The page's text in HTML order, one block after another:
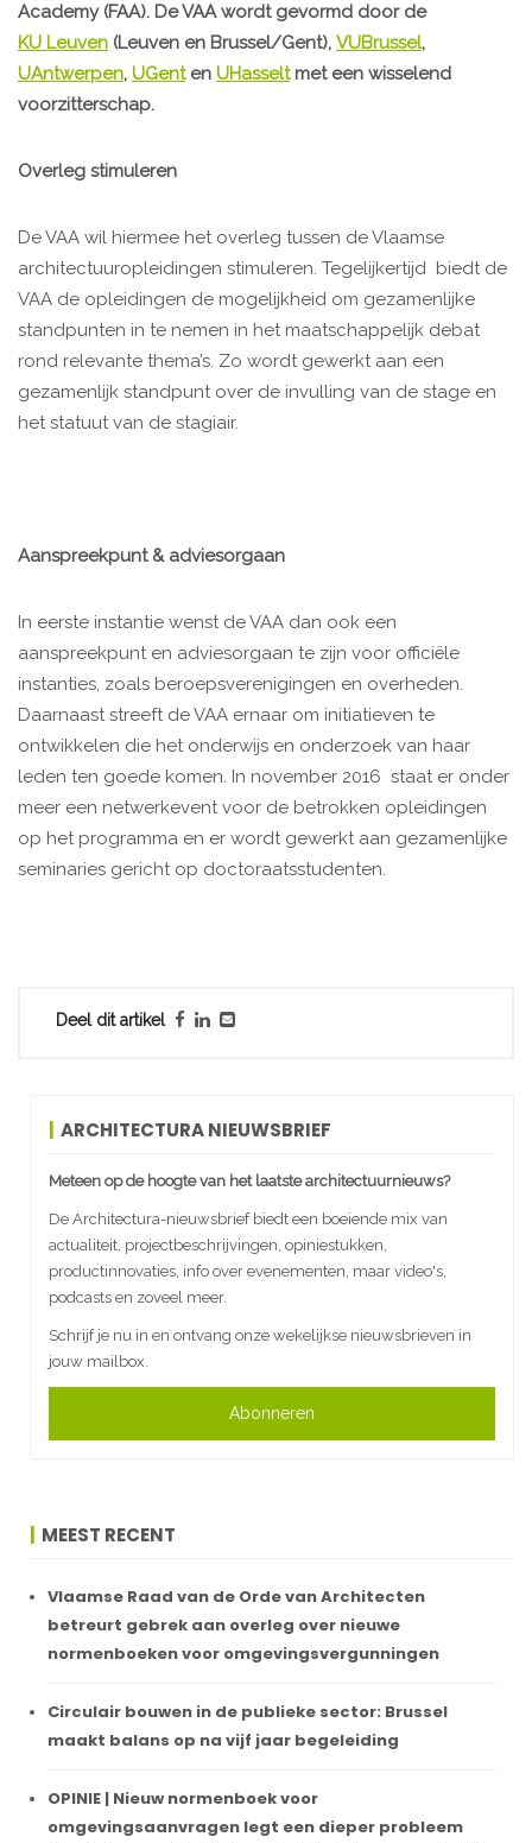
Academy (FAA). De VAA wordt gevormd door de
KU Leuven (Leuven en Brussel/Gent), VUBrussel,
UAntwerpen, UGenten UHasseltmet een wisselend
voorzitterschap.
Overleg stimuleren
De VAA wil hiermee het overleg tussen de Vlaamse
architectuuropleidingen stimuleren. Tegelijkertijd biedt de
VAA de opleidingen de mogelijkheid om gezamenlijke
standpunten in te nemen in het maatschappelijk debat
rond relevante thema’s. Zo wordt gewerkt aan een
gezamenlijk standpunt over de invulling van de stage en
het statuut van de stagiair.
Aanspreekpunt & adviesorgaan
In eerste instantie wenst de VAA dan ook een
aanspreekpunt en adviesorgaan te zijn voor officiële
instanties, zoals beroepsverenigingen en overheden.
Daarnaast streeft de VAA ernaar om initiatieven te
ontwikkelen die het onderwijs en onderzoek van haar
leden ten goede komen. In november 2016 staat er onder
meer een netwerkevent voor de betrokken opleidingen
op het programma en er wordt gewerkt aan gezamenlijke
seminaries gericht op doctoraatsstudenten.
Deel dit artikel
ARCHITECTURA NIEUWSBRIEF
Meteen op de hoogte van het laatste architectuurnieuws?
De Architectura-nieuwsbrief biedt een boeiende mix van
actualiteit, projectbeschrijvingen, opiniestukken,
productinnovaties, info over evenementen, maar video's,
podcasts en zoveel meer.
Schrijf je nu in en ontvang onze wekelijkse nieuwsbrieven in
jouw mailbox.
Abonneren
MEEST RECENT
Vlaamse Raad van de Orde van Architecten
betreurt gebrek aan overleg over nieuwe
normenboeken voor omgevingsvergunningen
Circulair bouwen in de publieke sector: Brussel
maakt balans op na vijf jaar begeleiding
OPINIE | Nieuw normenboek voor
omgevingsaanvragen legt een dieper probleem